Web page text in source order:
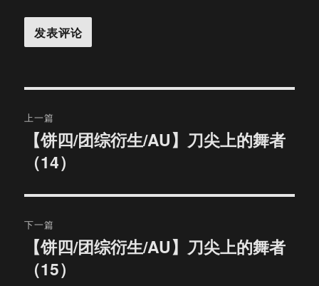
章
导
航
上一篇
篇
章：
【饼四/团综衍生/AU】刀尖上的舞者
（14）
下一篇
篇
【饼四/团综衍生/AU】刀尖上的舞者
（15）